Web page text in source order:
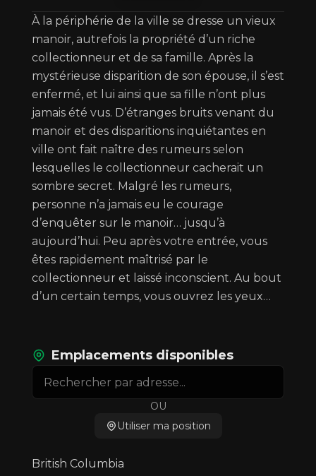
Description
À la périphérie de la ville se dresse un vieux
manoir, autrefois la propriété d’un riche
collectionneur et de sa famille. Après la
mystérieuse disparition de son épouse, il s’est
enfermé, et lui ainsi que sa fille n’ont plus
jamais été vus. D’étranges bruits venant du
manoir et des disparitions inquiétantes en
ville ont fait naître des rumeurs selon
lesquelles le collectionneur cacherait un
sombre secret. Malgré les rumeurs,
personne n’a jamais eu le courage
d’enquêter sur le manoir… jusqu’à
aujourd’hui. Peu après votre entrée, vous
êtes rapidement maîtrisé par le
collectionneur et laissé inconscient. Au bout
d’un certain temps, vous ouvrez les yeux…
Emplacements disponibles
OU
Utiliser ma position
British Columbia